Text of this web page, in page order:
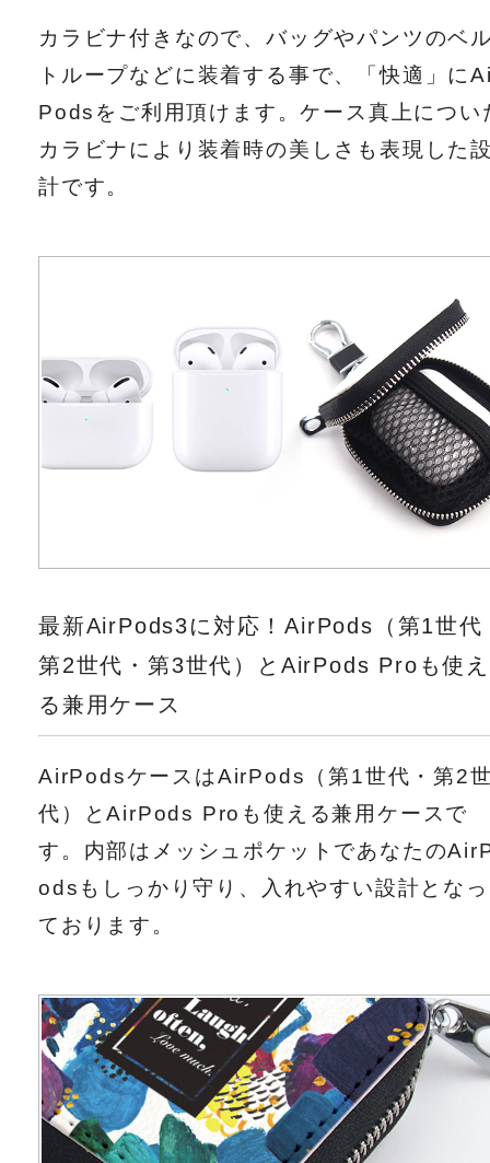
カラビナ付きなので、バッグやパンツのベ
トループなどに装着する事で、「快適」に
Podsをご利用頂けます。ケース真上につい
カラビナにより装着時の美しさも表現した
計です。
最新AirPods3に対応！AirPods（第1世代
第2世代・第3世代）とAirPods Proも使え
る兼用ケース
AirPodsケースはAirPods（第1世代・第2
代）とAirPods Proも使える兼用ケースで
す。内部はメッシュポケットであなたの
odsもしっかり守り、入れやすい設計となっ
ております。